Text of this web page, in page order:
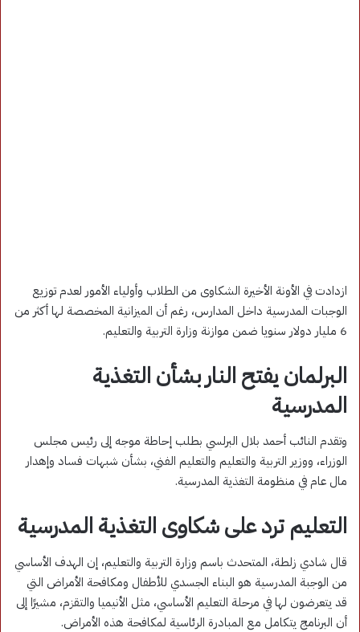
ازدادت في الأونة الأخيرة الشكاوى من الطلاب وأولياء الأمور لعدم توزيع
الوجبات المدرسية داخل المدارس، رغم أن الميزانية المخصصة لها أكثر من
6 مليار دولار سنويا ضمن موازنة وزارة التربية والتعليم.
البرلمان يفتح النار بشأن التغذية
المدرسية
وتقدم النائب أحمد بلال البرلسي بطلب إحاطة موجه إلى رئيس مجلس
الوزراء، ووزير التربية والتعليم والتعليم الفني، بشأن شبهات فساد وإهدار
مال عام في منظومة التغذية المدرسية.
التعليم ترد على شكاوى التغذية المدرسية
قال شادي زلطة، المتحدث باسم وزارة التربية والتعليم، إن الهدف الأساسي
من الوجبة المدرسية هو البناء الجسدي للأطفال ومكافحة الأمراض التي
قد يتعرضون لها في مرحلة التعليم الأساسي، مثل الأنيميا والتقزم، مشيرًا إلى
أن البرنامج يتكامل مع المبادرة الرئاسية لمكافحة هذه الأمراض.